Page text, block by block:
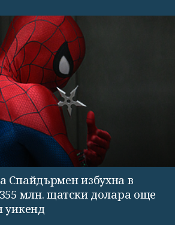
Спайдърмен избухна в
млн. щатски долара още
уикенд